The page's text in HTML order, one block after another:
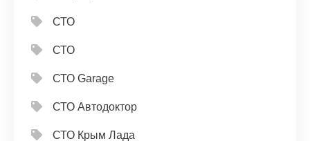
СТО
СТО
СТО Garage
СТО Автодоктор
СТО Крым Лада